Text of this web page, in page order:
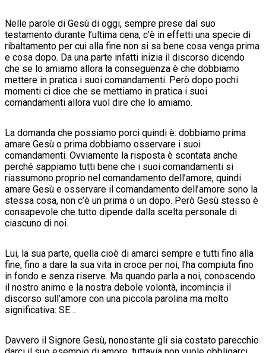
Nelle parole di Gesù di oggi, sempre prese dal suo
testamento durante l’ultima cena, c’è in effetti una specie di
ribaltamento per cui alla fine non si sa bene cosa venga prima
e cosa dopo. Da una parte infatti inizia il discorso dicendo
che se lo amiamo allora la conseguenza è che dobbiamo
mettere in pratica i suoi comandamenti. Però dopo pochi
momenti ci dice che se mettiamo in pratica i suoi
comandamenti allora vuol dire che lo amiamo.
La domanda che possiamo porci quindi è: dobbiamo prima
amare Gesù o prima dobbiamo osservare i suoi
comandamenti. Ovviamente la risposta è scontata anche
perché sappiamo tutti bene che i suoi comandamenti si
riassumono proprio nel comandamento dell’amore, quindi
amare Gesù e osservare il comandamento dell’amore sono la
stessa cosa, non c’è un prima o un dopo. Però Gesù stesso è
consapevole che tutto dipende dalla scelta personale di
ciascuno di noi.
Lui, la sua parte, quella cioè di amarci sempre e tutti fino alla
fine, fino a dare la sua vita in croce per noi, l’ha compiuta fino
in fondo e senza riserve. Ma quando parla a noi, conoscendo
il nostro animo e la nostra debole volontà, incomincia il
discorso sull’amore con una piccola parolina ma molto
significativa: SE…
Davvero il Signore Gesù, nonostante gli sia costato parecchio